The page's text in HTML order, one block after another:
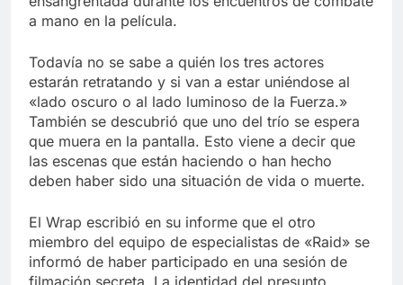
a mano en la película.
Todavía no se sabe a quién los tres actores
estarán retratando y si van a estar uniéndose al
«lado oscuro o al lado luminoso de la Fuerza.»
También se descubrió que uno del trío se espera
que muera en la pantalla. Esto viene a decir que
las escenas que están haciendo o han hecho
deben haber sido una situación de vida o muerte.
El Wrap escribió en su informe que el otro
miembro del equipo de especialistas de «Raid» se
informó de haber participado en una sesión de